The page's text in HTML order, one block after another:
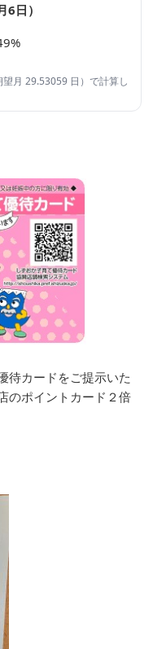
6日 ）
%
月 29.53059 日）で計算し
待カードをご提示いた
のポイントカード２倍